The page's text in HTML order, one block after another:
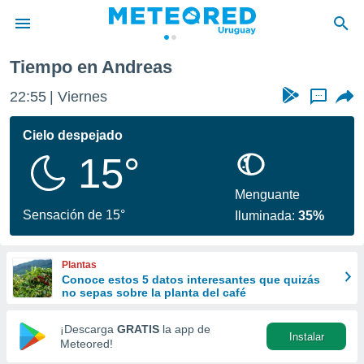
de
ha
calidad.
a este
las
y
forma
digital
basada
Tiempo en Andreas
22:55 Viernes ...
Cielo despejado
15°
Sensación de 15°
Menguante
Iluminada:35%
Plantas
Conoce estos 5 datos interesantes que quizás
no sepas sobre la planta del café
¡Descarga GRATIS la app de
Meteored!
Instalar